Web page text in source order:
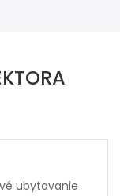
ubytovanie